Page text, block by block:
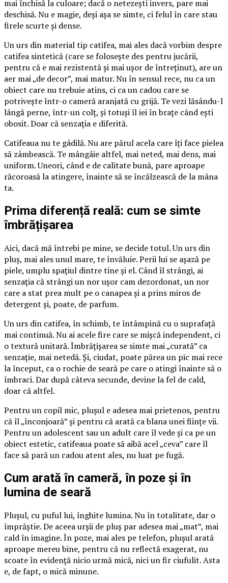
mai închisă la culoare; dacă o netezești invers, pare mai
deschisă. Nu e magie, deși așa se simte, ci felul în care stau
firele scurte și dense.
Un urs din material tip catifea, mai ales dacă vorbim despre
catifea sintetică (care se folosește des pentru jucării,
pentru că e mai rezistentă și mai ușor de întreținut), are un
aer mai „de decor”, mai matur. Nu în sensul rece, nu ca un
obiect care nu trebuie atins, ci ca un cadou care se
potrivește într-o cameră aranjată cu grijă. Te vezi lăsându-l
lângă perne, într-un colț, și totuși îl iei în brațe când ești
obosit. Doar că senzația e diferită.
Catifeaua nu te gâdilă. Nu are părul acela care îți face pielea
să zâmbească. Te mângâie altfel, mai neted, mai dens, mai
uniform. Uneori, când e de calitate bună, pare aproape
răcoroasă la atingere, înainte să se încălzească de la mâna
ta.
Prima diferență reală: cum se simte
îmbrățișarea
Aici, dacă mă întrebi pe mine, se decide totul. Un urs din
pluș, mai ales unul mare, te învăluie. Perii lui se așază pe
piele, umplu spațiul dintre tine și el. Când îl strângi, ai
senzația că strângi un nor ușor cam dezordonat, un nor
care a stat prea mult pe o canapea și a prins miros de
detergent și, poate, de parfum.
Un urs din catifea, în schimb, te întâmpină cu o suprafață
mai continuă. Nu ai acele fire care se mișcă independent, ci
o textură unitară. Îmbrățișarea se simte mai „curată” ca
senzație, mai netedă. Și, ciudat, poate părea un pic mai rece
la început, ca o rochie de seară pe care o atingi înainte să o
îmbraci. Dar după câteva secunde, devine la fel de cald,
doar că altfel.
Pentru un copil mic, plușul e adesea mai prietenos, pentru
că îl „înconjoară” și pentru că arată ca blana unei ființe vii.
Pentru un adolescent sau un adult care îl vede și ca pe un
obiect estetic, catifeaua poate să aibă acel „ceva” care îl
face să pară un cadou atent ales, nu luat pe fugă.
Cum arată în cameră, în poze și în
lumina de seară
Plușul, cu puful lui, înghite lumina. Nu în totalitate, dar o
împrăștie. De aceea urșii de pluș par adesea mai „mat”, mai
cald în imagine. În poze, mai ales pe telefon, plușul arată
aproape mereu bine, pentru că nu reflectă exagerat, nu
scoate în evidență nicio urmă mică, nici un fir ciufulit. Asta
e, de fapt, o mică minune.